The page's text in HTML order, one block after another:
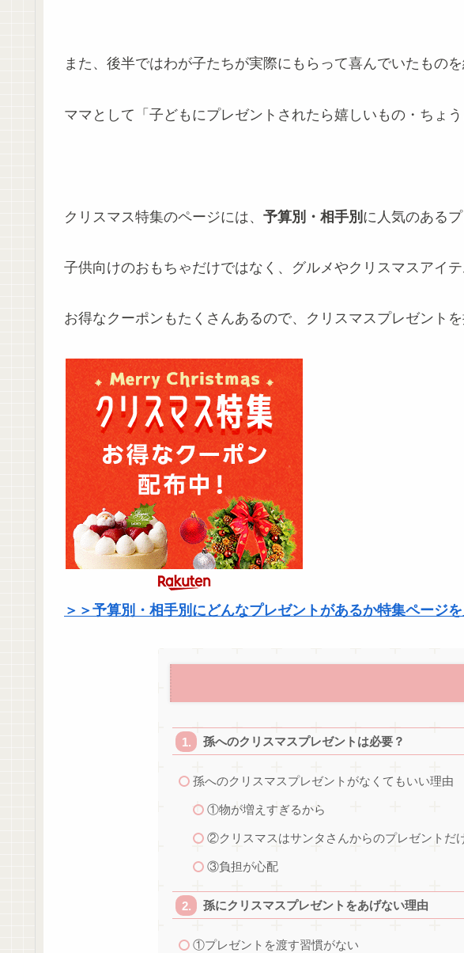
また、後半ではわが子たちが実際にもらって喜んでいたもの
ママとして「子どもにプレゼントされたら嬉しいもの・ちょ
クリスマス特集のページには、 予算別・相手別 に人気のある
子供向けのおもちゃだけではなく、グルメやクリスマスアイテ
お得なクーポンもたくさんあるので、クリスマスプレゼント
＞＞予算別・相手別にどんなプレゼントがあるか特集ページ
孫へのクリスマスプレゼントは必要？
孫へのクリスマスプレゼントがなくてもいい理由
①物が増えすぎるから
②クリスマスはサンタさんからのプレゼントだ
③負担が心配
孫にクリスマスプレゼントをあげない理由
①プレゼントを渡す習慣がない